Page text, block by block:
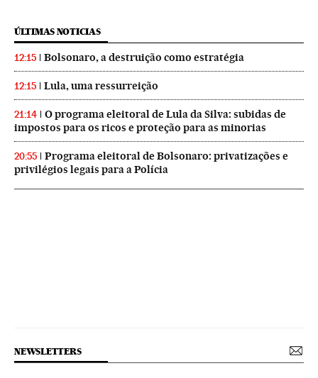
ÚLTIMAS NOTICIAS
12:15 Bolsonaro, a destruição como estratégia
12:15 Lula, uma ressurreição
21:14
O programa eleitoral de Lula da Silva: subidas de
impostos para os ricos e proteção para as minorias
20:55
Programa eleitoral de Bolsonaro: privatizações e
privilégios legais para a Polícia
NEWSLETTERS